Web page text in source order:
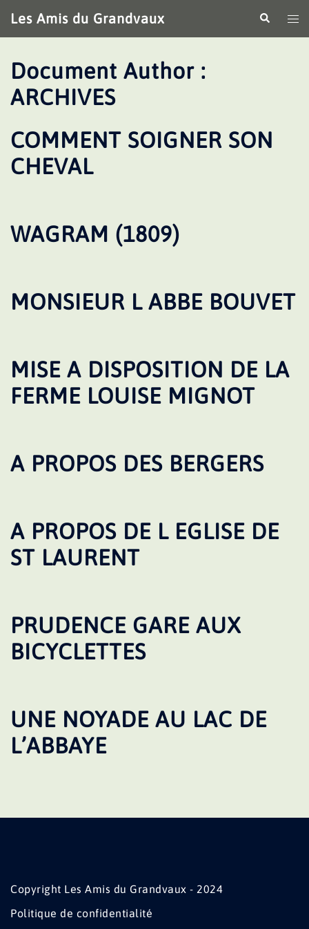
au
contenu
Les Amis du Grandvaux
le
Document Author :
ARCHIVES
COMMENT SOIGNER SON
CHEVAL
WAGRAM (1809)
MONSIEUR L ABBE BOUVET
MISE A DISPOSITION DE LA
FERME LOUISE MIGNOT
A PROPOS DES BERGERS
A PROPOS DE L EGLISE DE
ST LAURENT
PRUDENCE GARE AUX
BICYCLETTES
UNE NOYADE AU LAC DE
L’ABBAYE
Copyright Les Amis du Grandvaux - 2024
Politique de confidentialité